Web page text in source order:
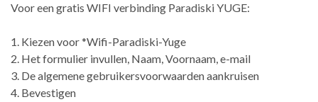
Voor een gratis WIFI verbinding Paradiski YUGE:
1. Kiezen voor *Wifi-Paradiski-Yuge
2. Het formulier invullen, Naam, Voornaam, e-mail
3. De algemene gebruikersvoorwaarden aankruisen
4. Bevestigen